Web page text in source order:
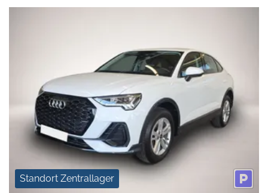
Standort Zentrallager